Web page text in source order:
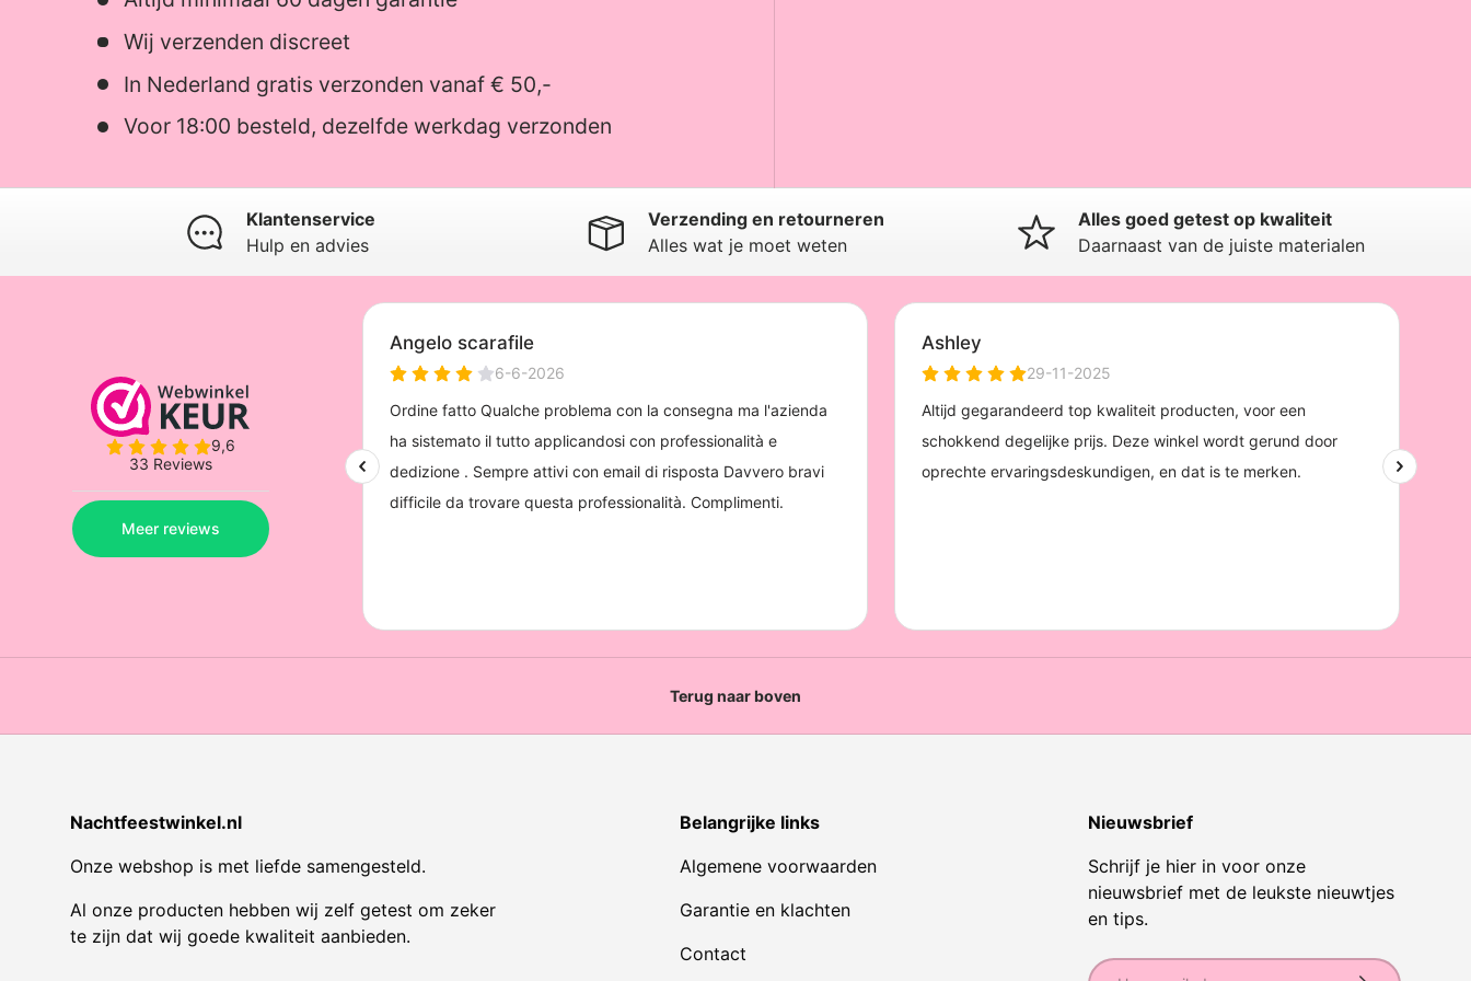
Wij verzenden discreet
In Nederland gratis verzonden vanaf € 50,-
Voor 18:00 besteld, dezelfde werkdag verzonden
Klantenservice
Hulp en advies
Verzending en retourneren
Alles wat je moet weten
Alles goed getest op kwaliteit
Daarnaast van de juiste materialen
Terug naar boven
Nachtfeestwinkel.nl
Onze webshop is met liefde samengesteld.
Al onze producten hebben wij zelf getest om zeker
te zijn dat wij goede kwaliteit aanbieden.
Belangrijke links
Algemene voorwaarden
Garantie en klachten
Contact
Nieuwsbrief
Schrijf je hier in voor onze
nieuwsbrief met de leukste nieuwtjes
en tips.
E-mailadres